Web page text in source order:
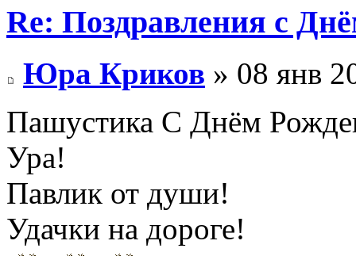
Re: Поздравления с
Юра Криков » 08 янв
Пашустика С Днём
Ура!
Павлик от души!
Удачки на дороге!